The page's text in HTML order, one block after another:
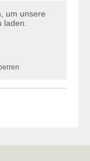
um unsere
laden.